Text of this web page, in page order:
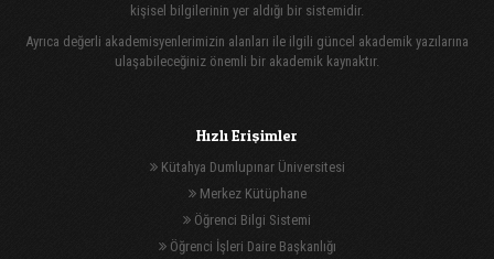
kişisel bilgilerinin yer aldığı bir sistemidir.
Ayrıca değerli akademisyenlerimizin alanları ile ilgili güncel akademik yazılarına
ulaşabileceğiniz önemli bir akademik kaynaktır.
Hızlı Erişimler
Kütahya Dumlupınar Üniversitesi
Merkez Kütüphane
Öğrenci Bilgi Sistemi
Öğrenci İşleri Daire Başkanlığı